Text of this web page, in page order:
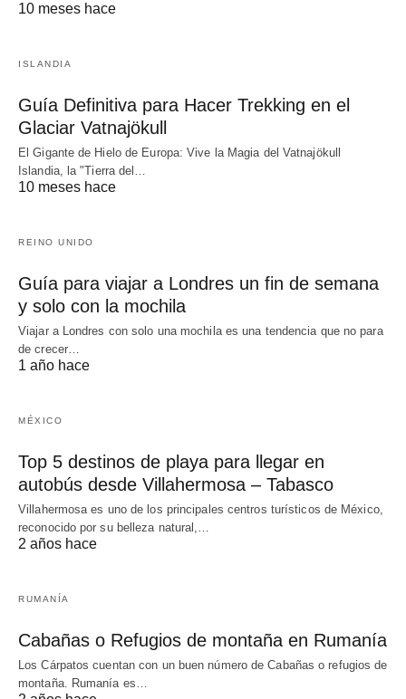
10 meses hace
ISLANDIA
Guía Definitiva para Hacer Trekking en el
Glaciar Vatnajökull
El Gigante de Hielo de Europa: Vive la Magia del Vatnajökull
Islandia, la "Tierra del…
10 meses hace
REINO UNIDO
Guía para viajar a Londres un fin de semana
y solo con la mochila
Viajar a Londres con solo una mochila es una tendencia que no para
de crecer…
1 año hace
MÉXICO
Top 5 destinos de playa para llegar en
autobús desde Villahermosa – Tabasco
Villahermosa es uno de los principales centros turísticos de México,
reconocido por su belleza natural,…
2 años hace
RUMANÍA
Cabañas o Refugios de montaña en Rumanía
Los Cárpatos cuentan con un buen número de Cabañas o refugios de
montaña. Rumanía es…